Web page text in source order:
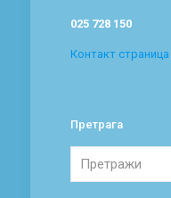
025 728 150
Контакт страница
Претрага